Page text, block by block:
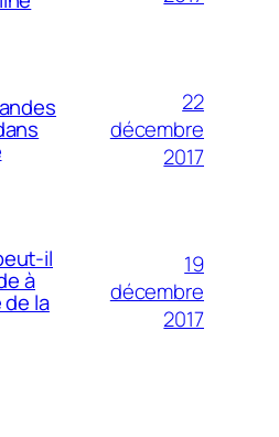
22
décembre
2017
il
à
de la
19
décembre
2017